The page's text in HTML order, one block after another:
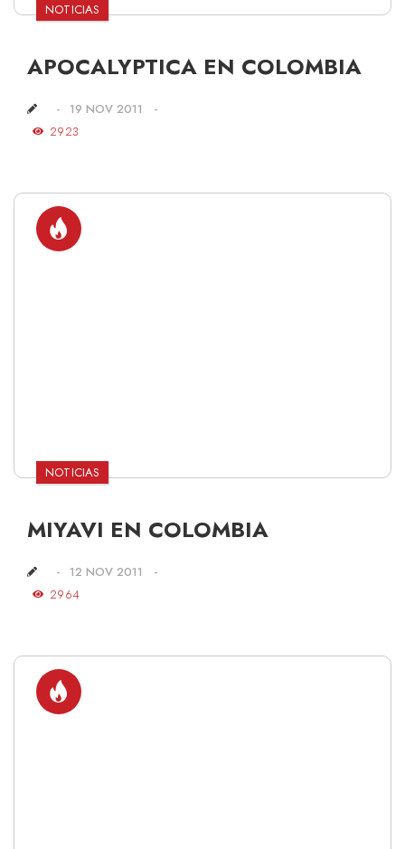
NOTICIAS
APOCALYPTICA EN COLOMBIA
19 NOV 2011
2923
NOTICIAS
MIYAVI EN COLOMBIA
12 NOV 2011
2964